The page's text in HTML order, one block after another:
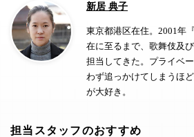
新居 典子
東京都港区在住。2001年
在に至るまで、歌舞伎及
担当してきた。プライベ
わず追っかけてしまうほ
が大好き。
担当スタッフのおすすめ